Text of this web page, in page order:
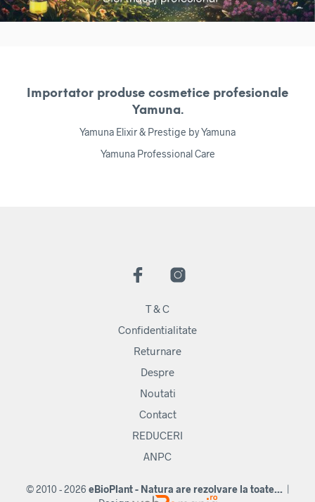
Importator produse cosmetice profesionale
Yamuna.
Yamuna Elixir & Prestige by Yamuna
Yamuna Professional Care
T & C
Confidentialitate
Returnare
Despre
Noutati
Contact
REDUCERI
ANPC
© 2010 - 2026 eBioPlant - Natura are rezolvare la toate... |